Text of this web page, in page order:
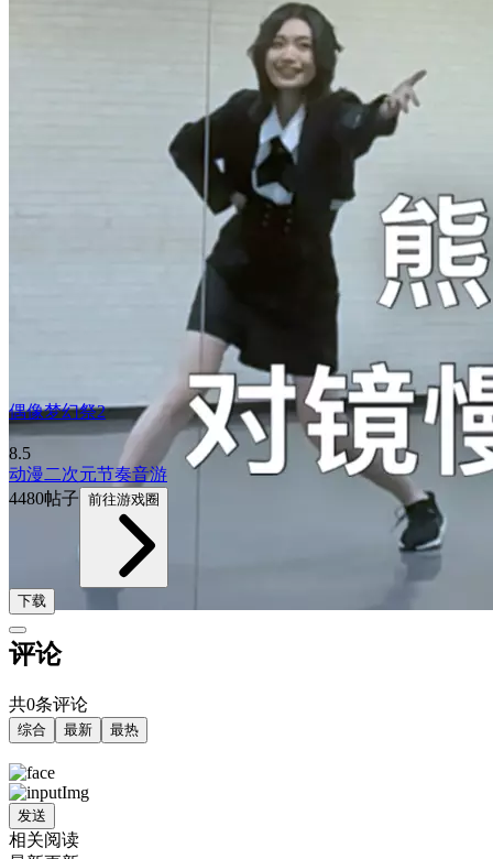
偶像梦幻祭2
8.5
动漫二次元节奏音游
4480帖子 前往游戏圈
下载
评论
共0条评论
综合 最新 最热
发送
相关阅读